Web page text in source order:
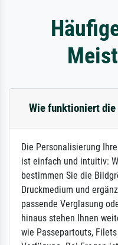
Wie funktioniert
Die Personalisierung
ist einfach und intuitiv:
bestimmen Sie die
Druckmedium und
passende Verglasung
hinaus stehen Ihnen
wie Passepartouts,